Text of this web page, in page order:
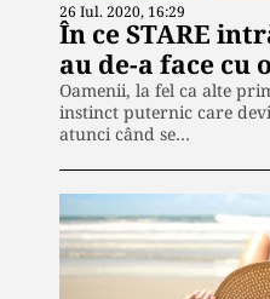
26 Iul. 2020, 16:29
În ce STARE
au de-a face cu
Oamenii, la fel ca alte
instinct puternic care
atunci când se…